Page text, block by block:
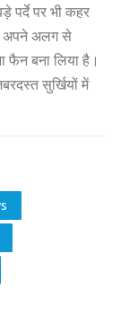
पर्दे पर भी कहर
अपने अलग से
बना लिया है।
सुर्खियों में